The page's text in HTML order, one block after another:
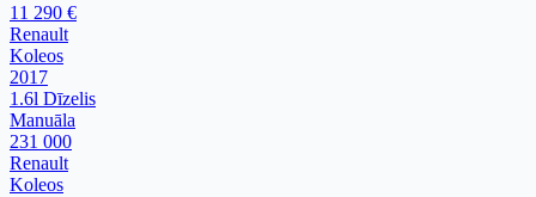
11 290 €
Renault
Koleos
2017
1.6l Dīzelis
Manuāla
231 000
Renault
Koleos